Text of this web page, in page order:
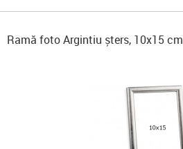
Ramă foto Argintiu șters, 10x15 cm